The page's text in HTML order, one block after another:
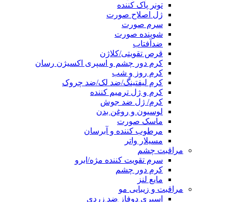
تونر پاک کننده
ژل اصلاح صورت
سرم صورت
شوینده صورت
ضدآفتاب
قرص تقویتی/کلاژن
کرم دور چشم و اسپری اکسیژن رسان
کرم روز و شب
کرم لیفتینگ/ضد لک/ضد چروک
کرم و ژل ترمیم کننده
کرم/ ژل ضد جوش
لوسیون و روغن بدن
ماسک صورت
مرطوب کننده و آبرسان
مسیلار واتر
مراقبت چشم
سرم تقویت کننده مژه/ابرو
کرم دور چشم
مایع لنز
مراقبت و زیبایی مو
اسپری دوفاز ضد زردی